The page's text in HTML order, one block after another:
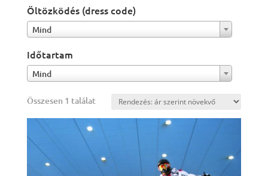
Öltözködés (dress code)
Mind
Időtartam
Mind
Összesen 1 találat